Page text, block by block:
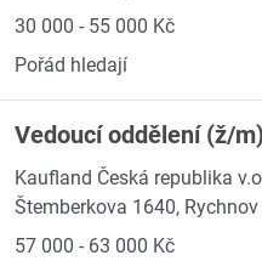
30 000 - 55 000 Kč
Pořád hledají
Vedoucí oddělení (ž/
Kaufland Česká republika
Štemberkova 1640,
57 000 - 63 000 Kč